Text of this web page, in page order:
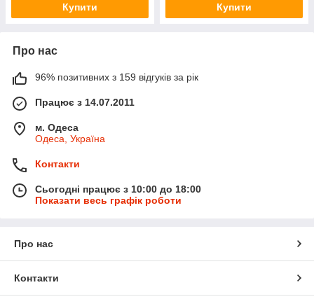
Купити Купити
Про нас
96% позитивних з 159 відгуків за рік
Працює з 14.07.2011
м. Одеса
Одеса, Україна
Контакти
Сьогодні працює з 10:00 до 18:00
Показати весь графік роботи
Про нас
Контакти